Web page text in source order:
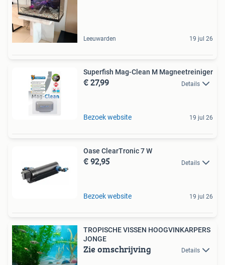
Leeuwarden 19 jul 26
Superfish Mag-Clean M Magneetreiniger
€ 27,99 Details
Bezoek website 19 jul 26
Oase ClearTronic 7 W
€ 92,95 Details
Bezoek website 19 jul 26
TROPISCHE VISSEN HOOGVINKARPERS
JONGE
Zie omschrijving Details